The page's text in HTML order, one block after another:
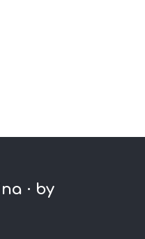
· by